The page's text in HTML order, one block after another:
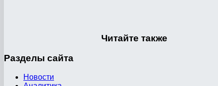
Читайте также
Разделы сайта
Новости